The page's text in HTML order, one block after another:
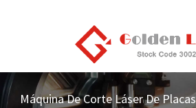
Máquina De Corte Láser De